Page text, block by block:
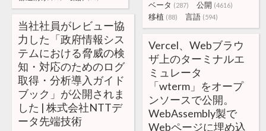
ベータ (287) 公開 (4616)
移植 (88) 言語 (594)
当社社員がレビュー協
力した「政府情報シス
テムにおける脅威の検
知・対応のためのログ
取得・分析導入ガイド
ブック」が公開されま
した | 株式会社NTTデ
ータ先端技術
Vercel、Webブラウ
ザ上のターミナルエ
ミュレータ
「wterm」をオープ
ンソースで公開。
WebAssembly製で
Webページに埋め込